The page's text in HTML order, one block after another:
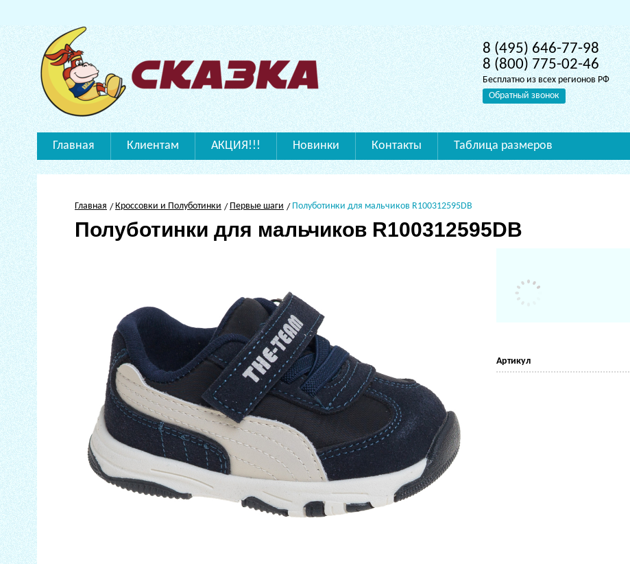
8 (495) 646-77-98
8 (800) 775-02-46
Бесплатно из всех регионов РФ
Обратный звонок
Главная Клиентам АКЦИЯ!!! Новинки Контакты Таблица размеров
Главная Кроссовки и Полуботинки Первые шаги Полуботинки для мальчиков R100312595DB
Полуботинки для мальчиков R100312595DB
Артикул